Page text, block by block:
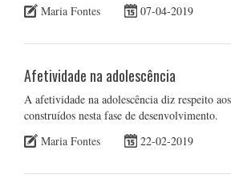
Maria Fontes
07-04-2019
Afetividade na adolescência
A afetividade na adolescência diz respeito
construídos nesta fase de desenvolvimento.
Maria Fontes
22-02-2019